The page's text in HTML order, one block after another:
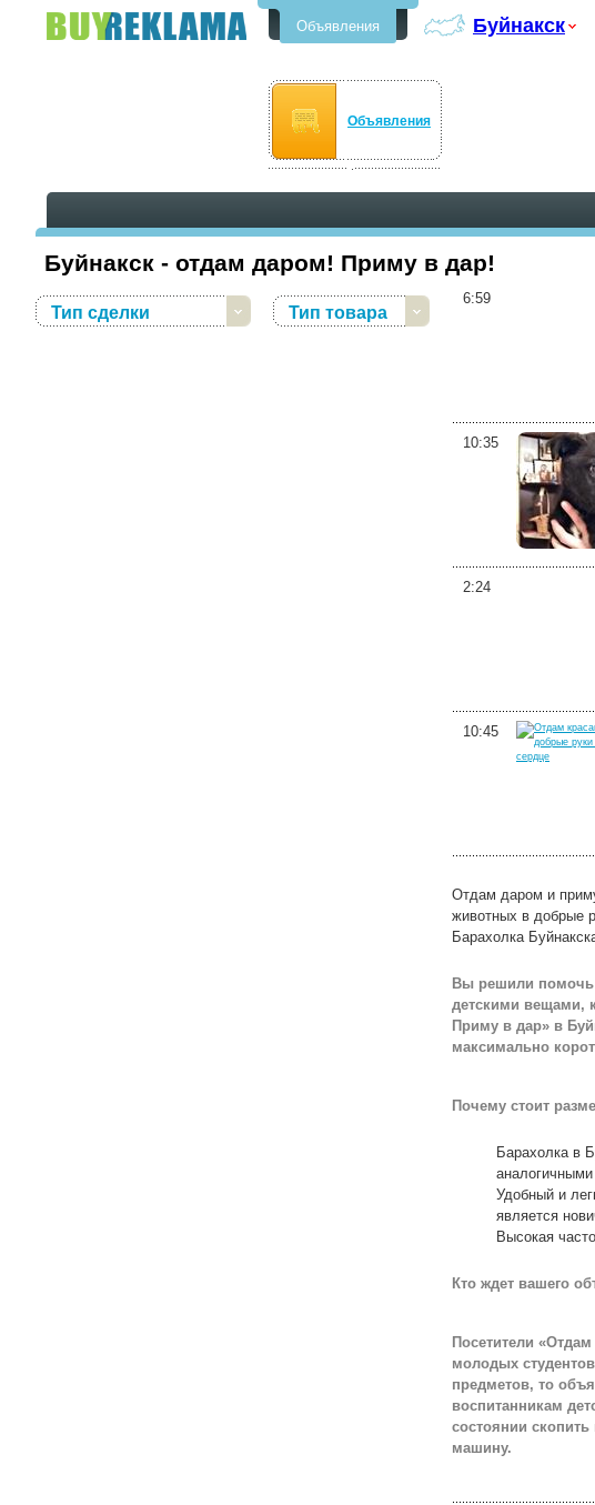
Объявления Буйнакск
Объявления
Буйнакск - отдам даром! Приму в дар!
Тип сделки Тип товара
6:59
10:35
2:24
10:45
Отдам даром и
животных в добрые
Барахолка
Вы решили помочь
детскими вещами,
Приму в дар» в
максимально
Почему стоит
Барахолка в
аналогичными
Удобный и
является
Высокая
Кто ждет вашего
Посетители
молодых
предметов, то
воспитанникам
состоянии
машину.